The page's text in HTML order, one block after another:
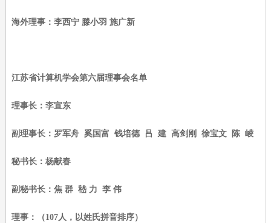
海外理事：李西宁 滕小羽 施广新
江苏省计算机学会第六届理事会名单
理事长：李宣东
副理事长：罗军舟 奚国富 钱培德 吕 建 高剑刚 徐宝文 陈 崚
秘书长：杨献春
副秘书长：焦 群 嵇 力 李 伟
理事：（107人，以姓氏拼音排序）